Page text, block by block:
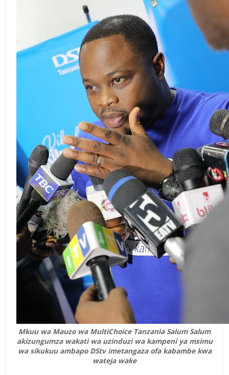
Mkuu wa Mauzo wa MultiChoice Tanzania Salum Salum
akizungumza wakati wa uzinduzi wa kampeni ya msimu
wa sikukuu ambapo DStv imetangaza ofa kabambe kwa
wateja wake